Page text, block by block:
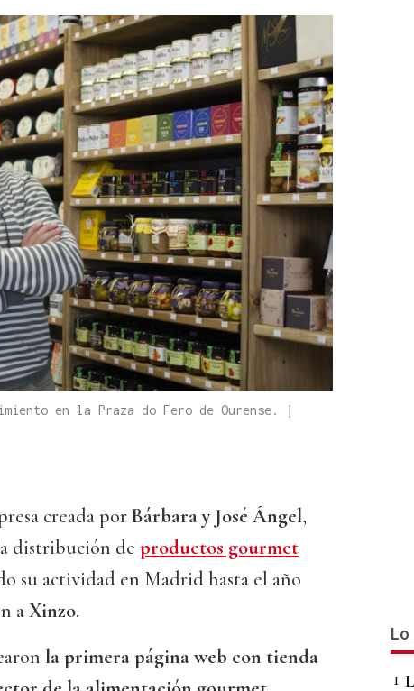
en la Praza do Fero de Ourense.
|
creada porBárbara y José Ángel,
distribución de productos gourmet
su actividad en Madrid hasta el año
aXinzo.
la primera página web con tienda